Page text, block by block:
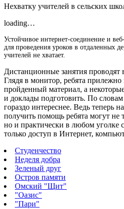
Нехватку учителей в сельских
loading…
Устойчивое интернет-соединение и
для проведения уроков в отдаленных
учителей не хватает.
Дистанционные занятия
Глядя в монитор, ребята
пройденный материал, а
и доклады подготовить. По словам
гораздо интереснее. Ведь теперь
получить помощь ребята могут не
но и практически в любом уголке
только доступ в Интернет,
Студенчество
Неделя добра
Зеленый друг
Остров памяти
Омский "Щит"
"Оазис"
"Пари"